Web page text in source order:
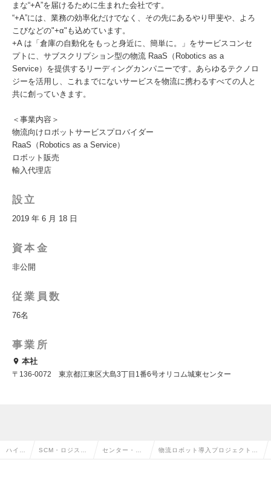
まな“+A”を届けるために生まれた会社です。
“+A”には、業務の効率化だけでなく、その先にあるやり甲斐や、よろ
こびなどの"+α"も込めています。
+A は「倉庫の自動化をもっと身近に、簡単に。」をサービスコンセ
プトに、サブスクリプション型の物流 RaaS（Robotics as a
Service）を提供するリーディングカンパニーです。あらゆるテクノロ
ジーを活用し、これまでにないサービスを物流に携わるすべての人と
共に創っていきます。
＜事業内容＞
物流向けロボットサービスプロバイダー
RaaS（Robotics as a Service）
ロボット販売
輸入代理店
設立
2019 年 6 月 18 日
資本金
非公開
従業員数
76名
事業所
本社
〒136‐0072 東京都江東区大島3丁目1番6号オリコム城東センター
ハイク SCM・ロジステ センター・倉 物流ロボット導入プロジェクトマ